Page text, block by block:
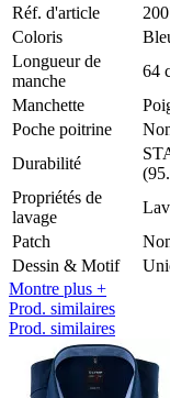
Réf. d'article
Coloris
Longueur de
manche
64
Manchette
Poche poitrine
Durabilité
Propriétés de
lavage
Patch
Dessin & Motif
Montre plus +
Prod. similaires
Prod. similaires